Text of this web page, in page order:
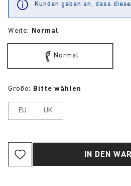
Kunden geben an, dass
Weite: Normal
Normal
Größe: Bitte wählen
EU UK
IN DEN